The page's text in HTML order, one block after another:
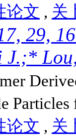
论文 , 关
29,
J.;*
Particles
论文 , 关